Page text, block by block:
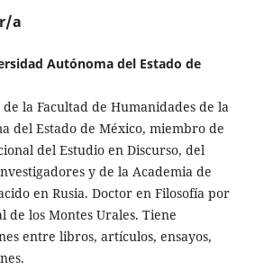
a
Autónoma del Estado de
la Facultad de Humanidades de la
del Estado de México, miembro de
del Estudio en Discurso, del
y de la Academia de
en Rusia. Doctor en Filosofía por
de los Montes Urales. Tiene
entre libros, artículos, ensayos,